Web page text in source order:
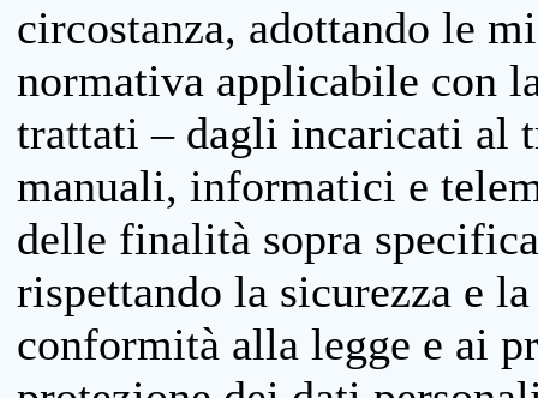
circostanza, adottando le
normativa applicabile con
trattati – dagli incaricati al
manuali, informatici e
delle finalità sopra
rispettando la sicurezza e
conformità alla legge e ai